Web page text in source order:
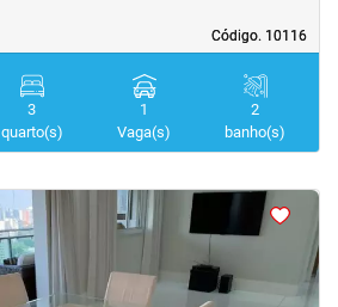
Código. 10116
Código. 10116
3
quarto(s)
1
Vaga(s)
2
banho(s)